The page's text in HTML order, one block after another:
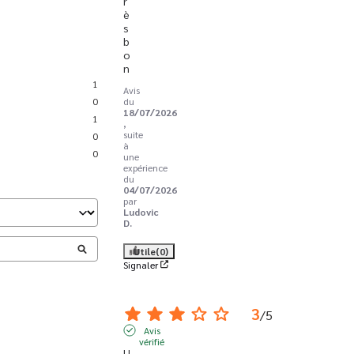
1
0
1
0
0
è
s
b
o
n
Avis
du
18/07/2026
,
suite
à
une
expérience
du
04/07/2026
par
Ludovic
D.
Utile(0)
Signaler
3/5
Avis
vérifié